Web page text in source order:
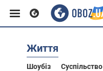
ЄвропаЖиття
Шоубіз Суспільство